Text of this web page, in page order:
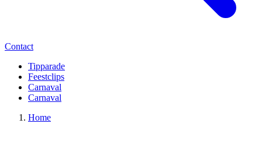
Contact
Tipparade
Feestclips
Carnaval
Carnaval
Home